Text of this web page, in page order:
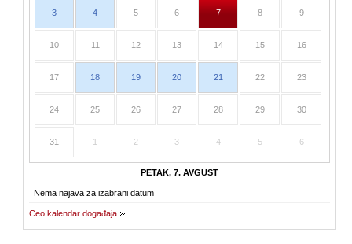
3 4 5 6 7 8 9
10 11 12 13 14 15 16
17 18 19 20 21 22 23
24 25 26 27 28 29 30
31 1 2 3 4 5 6
PETAK, 7. AVGUST
Nema najava za izabrani datum
Ceo kalendar događaja